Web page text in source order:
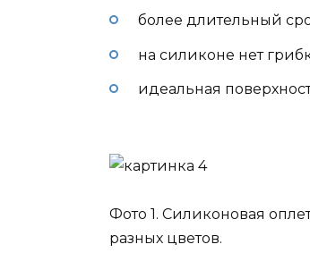
более длительный
на силиконе нет
идеальная
Фото 1. Силиконовая
разных цветов.